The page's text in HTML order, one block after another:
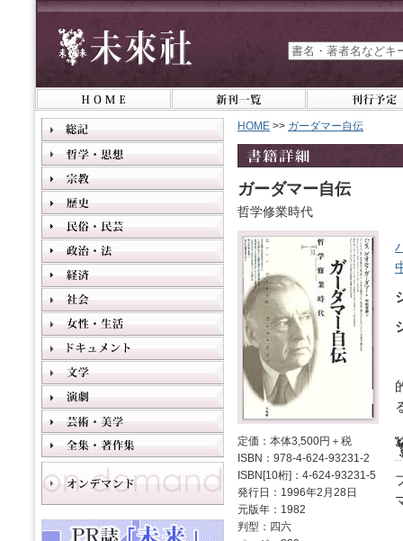
HOME >> ガーダマー自伝
ガーダマー自伝
哲学修業時代
定価：本体3,500円＋税
ISBN：978-4-624-93231-2
ISBN[10桁]：4-624-93231-5
発行日：1996年2月28日
元版年：1982
判型：四六